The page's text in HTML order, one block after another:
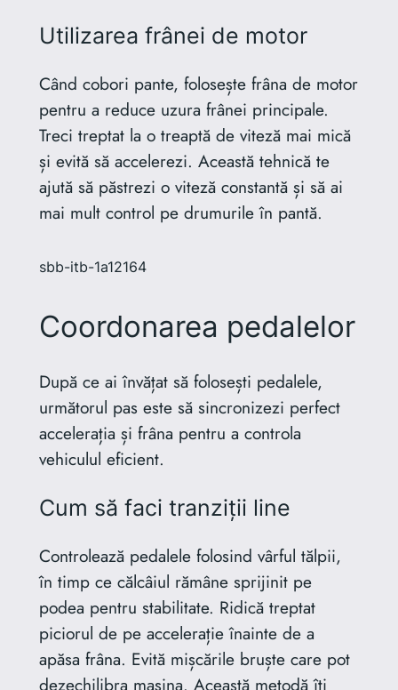
Utilizarea frânei de motor
Când cobori pante, folosește frâna de motor
pentru a reduce uzura frânei principale.
Treci treptat la o treaptă de viteză mai mică
și evită să accelerezi. Această tehnică te
ajută să păstrezi o viteză constantă și să ai
mai mult control pe drumurile în pantă.
sbb-itb-1a12164
Coordonarea pedalelor
După ce ai învățat să folosești pedalele,
următorul pas este să sincronizezi perfect
accelerația și frâna pentru a controla
vehiculul eficient.
Cum să faci tranziții line
Controlează pedalele folosind vârful tălpii,
în timp ce călcâiul rămâne sprijinit pe
podea pentru stabilitate. Ridică treptat
piciorul de pe accelerație înainte de a
apăsa frâna. Evită mișcările bruște care pot
dezechilibra mașina. Această metodă îți